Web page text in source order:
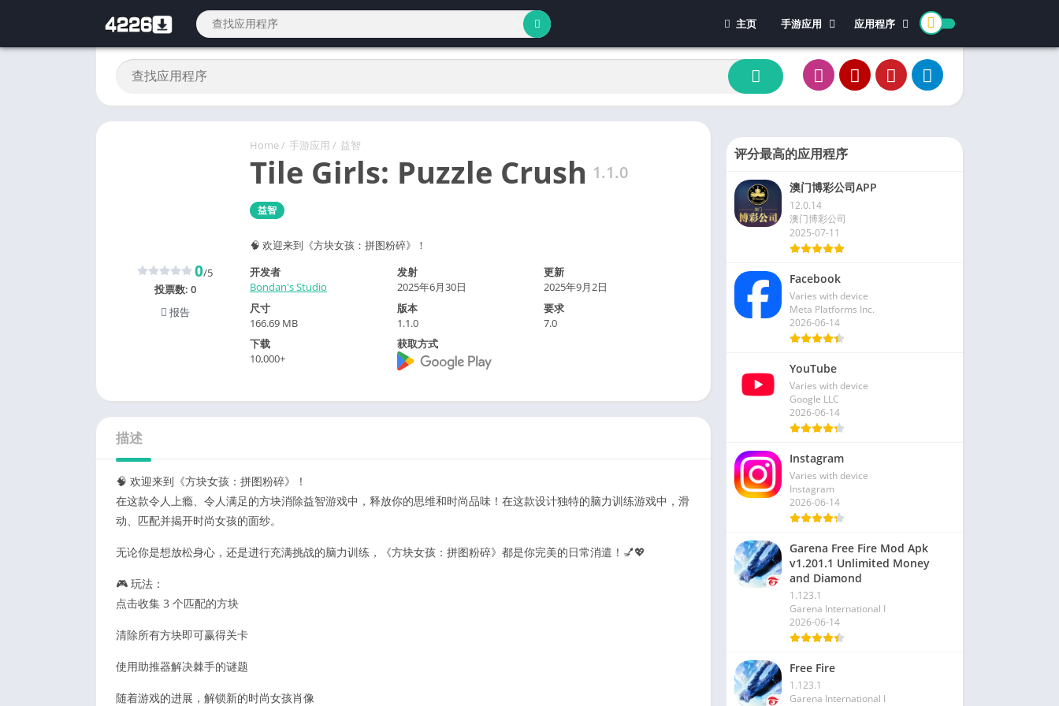
主页
手游应用
休闲游戏
冒险游戏
教育游戏
角色扮演
文字游戏
竞速游戏
策略游戏
应用程序
体育
办公
Home/ 手游应用 / 益智
Tile Girls: Puzzle Crush 1.1.0
益智
🧠 欢迎来到《方块女孩：拼图粉碎》！
0/5
投票数: 0
报告
开发者
Bondan's Studio
发射
2025年6月30日
更新
2025年9月2日
尺寸
166.69 MB
版本
1.1.0
要求
7.0
下载
10,000+
获取方式
描述
🧠 欢迎来到《方块女孩：拼图粉碎》！
在这款令人上瘾、令人满足的方块消除益智游戏中，释放你的思维和时尚品味！在这款设计独特的脑力训练游戏中，滑
动、匹配并揭开时尚女孩的面纱。
无论你是想放松身心，还是进行充满挑战的脑力训练，《方块女孩：拼图粉碎》都是你完美的日常消遣！💅💖
🎮 玩法：
点击收集 3 个匹配的方块
清除所有方块即可赢得关卡
使用助推器解决棘手的谜题
随着游戏的进展，解锁新的时尚女孩肖像
评分最高的应用程序
澳门博彩公司APP
12.0.14
澳门博彩公司
2025-07-11
Facebook
Varies with device
Meta Platforms Inc.
2026-06-14
YouTube
Varies with device
Google LLC
2026-06-14
Instagram
Varies with device
Instagram
2026-06-14
Garena Free Fire Mod Apk
v1.201.1 Unlimited Money
and Diamond
1.123.1
Garena International I
2026-06-14
Free Fire
1.123.1
Garena International I